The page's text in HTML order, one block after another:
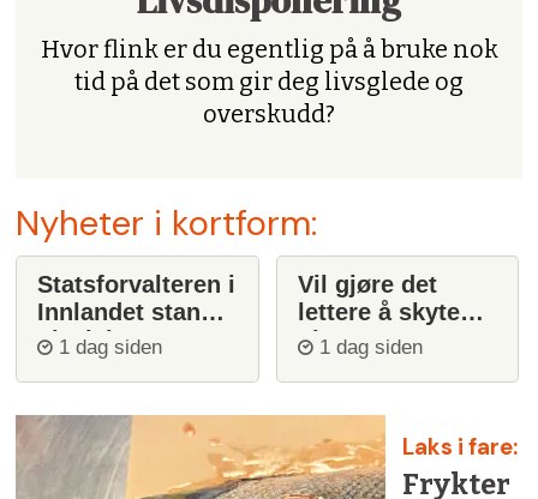
Hvor flink er du egentlig på å bruke nok
tid på det som gir deg livsglede og
overskudd?
Nyheter i kortform:
Statsforvalteren i
Innlandet stanser
ulvejakt
1 dag siden
Vil gjøre det
lettere å skyte
ulv1 dag siden
Laks i fare:
Frykter